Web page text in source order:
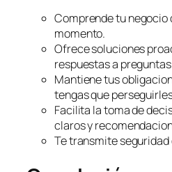
Comprende tu negocio
momento.
Ofrece soluciones
respuestas a
Mantiene tus
tengas que
Facilita la toma de
claros y
Te transmite seguridad